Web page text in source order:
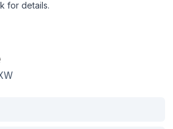
for details.